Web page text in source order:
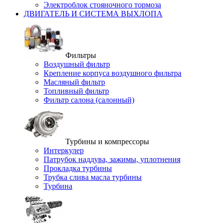
Электроблок стояночного тормоза
ДВИГАТЕЛЬ И СИСТЕМА ВЫХЛОПА
Фильтры
Воздушный фильтр
Крепление корпуса воздушного фильтра
Масляный фильтр
Топливный фильтр
Фильтр салона (салонный)
Турбины и компрессоры
Интеркулер
Патрубок наддува, зажимы, уплотнения
Прокладка турбины
Трубка слива масла турбины
Турбина